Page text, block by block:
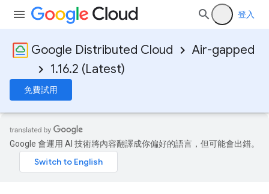
登入
Google Distributed Cloud
Air-gapped
1.16.2 (Latest)
免費試用
Google 會運用 AI 技術將內容翻譯成你偏好的語言，但可能會出錯。